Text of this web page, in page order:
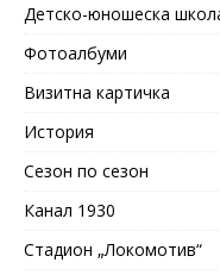
Детско-юношеска
Фотоалбуми
Визитна картичка
История
Сезон по сезон
Канал 1930
Стадион „Локомотив“